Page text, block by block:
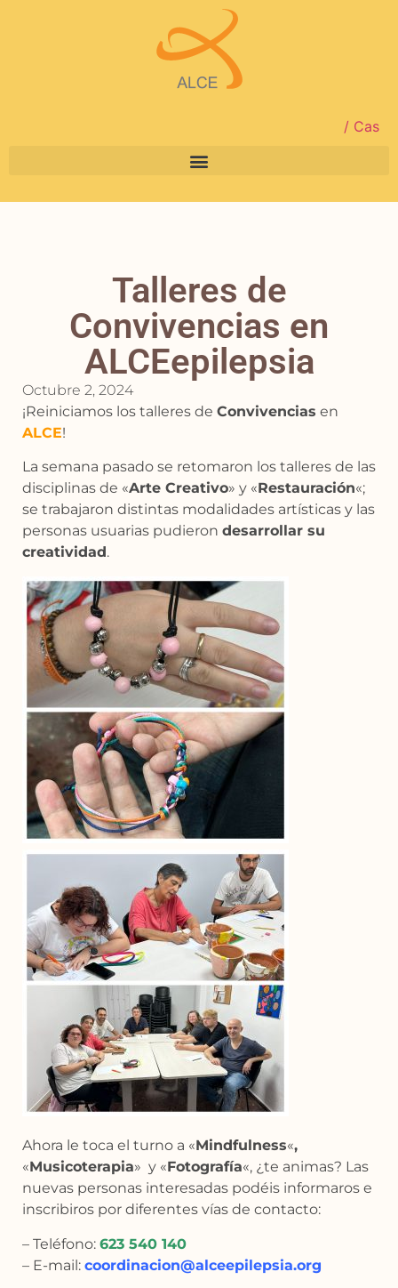
/ Cas
Talleres de
Convivencias en
ALCEepilepsia
Octubre 2, 2024
¡Reiniciamos los talleres de Convivencias en
ALCE!
La semana pasado se retomaron los talleres de las
disciplinas de «Arte Creativo» y «Restauración«;
se trabajaron distintas modalidades artísticas y las
personas usuarias pudieron desarrollar su
creatividad .
Ahora le toca el turno a «Mindfulness«,
«Musicoterapia» y «Fotografía«, ¿te animas? Las
nuevas personas interesadas podéis informaros e
inscribiros por diferentes vías de contacto:
– Teléfono: 623 540 140
– E-mail: coordinacion@alceepilepsia.org